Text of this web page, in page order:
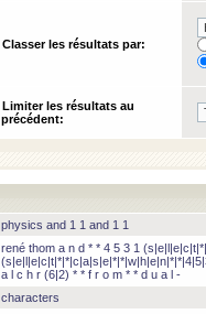
Classer les résultats par:
Limiter les résultats au
précédent:
physics and 1 1 and 1 1
rené thom a n d * * 4 5 3 1
a l c h r (6|2) * * f r o m * * d u a l -
characters